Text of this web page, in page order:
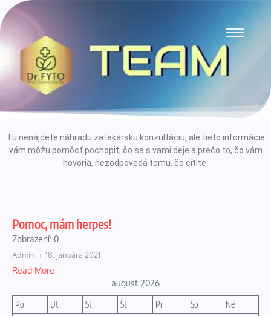
Tu nenájdete náhradu za lekársku konzultáciu, ale tieto informácie
vám môžu pomôcť pochopiť, čo sa s vami deje a prečo to, čo vám
hovoria, nezodpovedá tomu, čo cítite.
Pomoc, mám herpes!
Zobrazení: 0...
Admin 18. januára 2021
Read More
august 2026
Po Ut St Št Pi So
Ne